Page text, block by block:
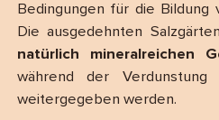
Bedingungen für die
Die ausgedehnten
natürlich mineralreichen
während der
weitergegeben werden.